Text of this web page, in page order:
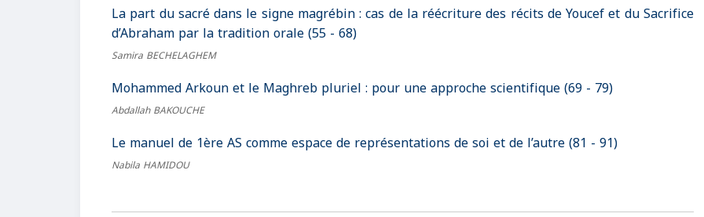
La part du sacré dans le signe magrébin : cas de la réécriture des récits de Youcef et du Sacrifice
d’Abraham par la tradition orale (55 - 68)
Samira BECHELAGHEM
Mohammed Arkoun et le Maghreb pluriel : pour une approche scientifique (69 - 79)
Abdallah BAKOUCHE
Le manuel de 1ère AS comme espace de représentations de soi et de l’autre (81 - 91)
Nabila HAMIDOU